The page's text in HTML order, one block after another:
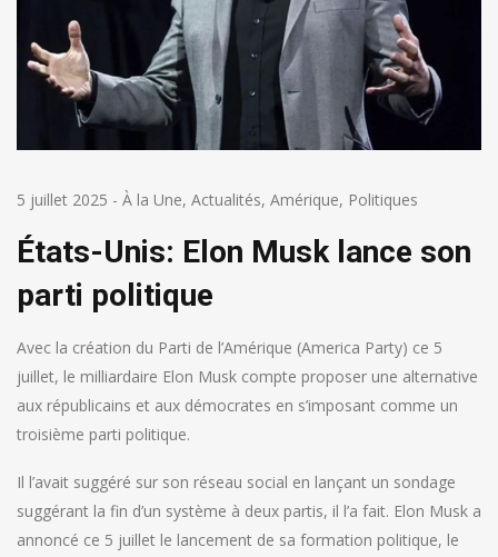
5 juillet 2025 - À la Une, Actualités, Amérique, Politiques
États-Unis: Elon Musk lance son
parti politique
Avec la création du Parti de l’Amérique (America Party) ce 5
juillet, le milliardaire Elon Musk compte proposer une alternative
aux républicains et aux démocrates en s’imposant comme un
troisième parti politique.
Il l’avait suggéré sur son réseau social en lançant un sondage
suggérant la fin d’un système à deux partis, il l’a fait. Elon Musk a
annoncé ce 5 juillet le lancement de sa formation politique, le